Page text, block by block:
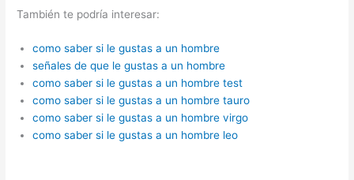
También te podría interesar:
como saber si le gustas a un hombre
señales de que le gustas a un hombre
como saber si le gustas a un hombre test
como saber si le gustas a un hombre tauro
como saber si le gustas a un hombre virgo
como saber si le gustas a un hombre leo